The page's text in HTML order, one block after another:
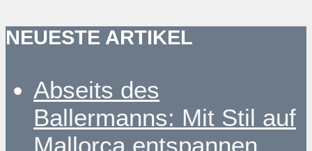
NEUESTE ARTIKEL
Abseits des
Ballermanns: Mit Stil auf
Mallorca entspannen